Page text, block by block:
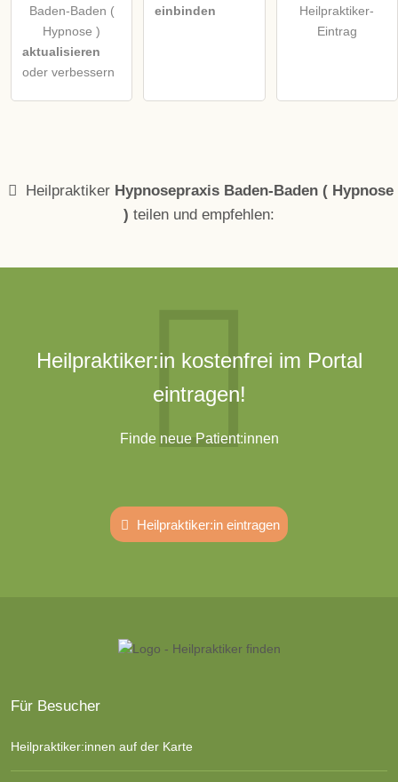
Baden-Baden (
Hypnose )
aktualisieren
oder verbessern
einbinden
Heilpraktiker-
Eintrag
Heilpraktiker Hypnosepraxis Baden-Baden ( Hypnose
) teilen und empfehlen:
Heilpraktiker:in kostenfrei im Portal
eintragen!
Finde neue Patient:innen
Heilpraktiker:in eintragen
Für Besucher
Heilpraktiker:innen auf der Karte